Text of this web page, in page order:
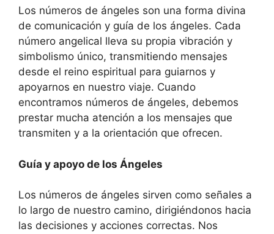
Los números de ángeles son una forma divina
de comunicación y guía de los ángeles. Cada
número angelical lleva su propia vibración y
simbolismo único, transmitiendo mensajes
desde el reino espiritual para guiarnos y
apoyarnos en nuestro viaje. Cuando
encontramos números de ángeles, debemos
prestar mucha atención a los mensajes que
transmiten y a la orientación que ofrecen.
Guía y apoyo de los Ángeles
Los números de ángeles sirven como señales a
lo largo de nuestro camino, dirigiéndonos hacia
las decisiones y acciones correctas. Nos